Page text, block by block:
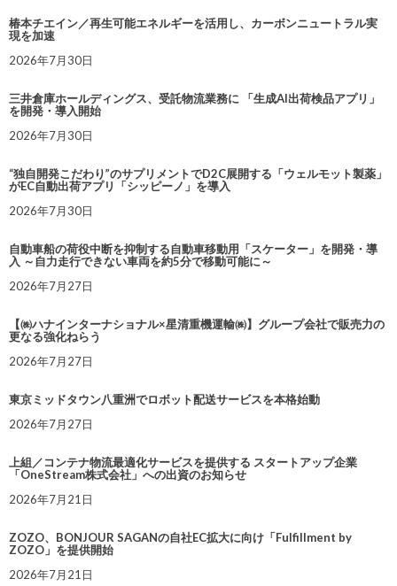
椿本チエイン／再生可能エネルギーを活用し、カーボンニュートラル実
現を加速
2026年7月30日
三井倉庫ホールディングス、受託物流業務に 「生成AI出荷検品アプリ」
を開発・導入開始
2026年7月30日
“独自開発こだわり”のサプリメントでD2C展開する「ウェルモット製薬」
がEC自動出荷アプリ「シッピーノ」を導入
2026年7月30日
自動車船の荷役中断を抑制する自動車移動用「スケーター」を開発・導
入 ～自力走行できない車両を約5分で移動可能に～
2026年7月27日
【㈱ハナインターナショナル×星清重機運輸㈱】グループ会社で販売力の
更なる強化ねらう
2026年7月27日
東京ミッドタウン八重洲でロボット配送サービスを本格始動
2026年7月27日
上組／コンテナ物流最適化サービスを提供する スタートアップ企業
「OneStream株式会社」への出資のお知らせ
2026年7月21日
ZOZO、BONJOUR SAGANの自社EC拡大に向け「Fulfillment by
ZOZO」を提供開始
2026年7月21日